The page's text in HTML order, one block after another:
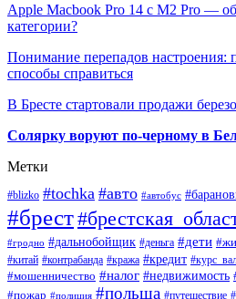
Apple Macbook Pro 14 с M2 Pro —
категории?
Понимание перепадов настроения:
способы справиться
В Бресте стартовали продажи
Солярку воруют по-черному в
Метки
#blizko #tochka #авто #автобус
#брест
#гродно #дальнобойщик #деньга #дети
#китай #контрабанда #кража #кредит
#мошенничество #налог #недвижимость
#пожар #полиция #польша #путешествие